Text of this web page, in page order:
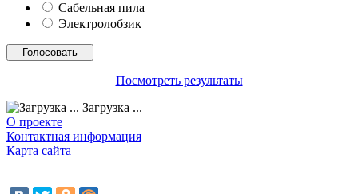
Сабельная пила
Электролобзик
Посмотреть результаты
Загрузка ...
О проекте
Контактная информация
Карта сайта